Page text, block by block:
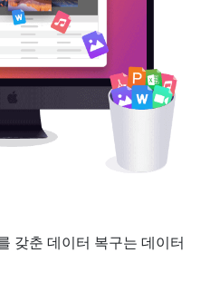
갖춘 데이터 복구는 데이터
전환
Tiếng Việt